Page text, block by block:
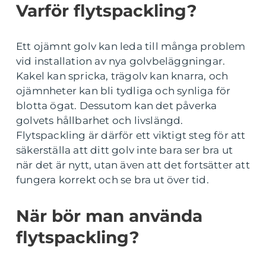
Varför flytspackling?
Ett ojämnt golv kan leda till många problem
vid installation av nya golvbeläggningar.
Kakel kan spricka, trägolv kan knarra, och
ojämnheter kan bli tydliga och synliga för
blotta ögat. Dessutom kan det påverka
golvets hållbarhet och livslängd.
Flytspackling är därför ett viktigt steg för att
säkerställa att ditt golv inte bara ser bra ut
när det är nytt, utan även att det fortsätter att
fungera korrekt och se bra ut över tid.
När bör man använda
flytspackling?